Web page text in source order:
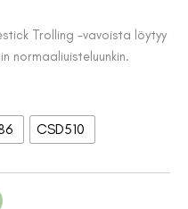
€
Trolling -vavoista löytyy
normaaliuisteluunkin.
CSD510